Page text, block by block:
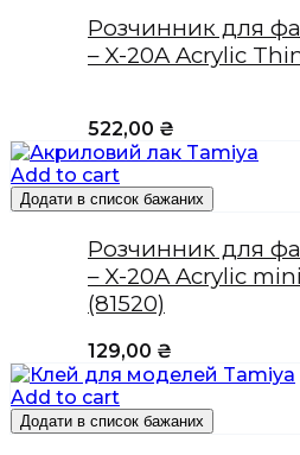
Розчинник для
– X-20A Acrylic
522,00 ₴
Add to cart
Додати в список бажаних
Розчинник для
– X-20A Acrylic
(81520)
129,00 ₴
Add to cart
Додати в список бажаних